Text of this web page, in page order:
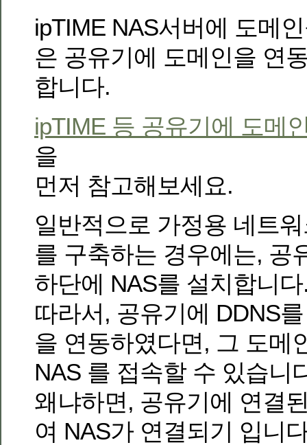
ipTIME NAS서버에 도메
은 공유기에 도메인을 연
합니다.
ipTIME 등 공유기에 도메
을
먼저 참고해보세요.
일반적으로 가정용 네트
를 구축하는 경우에는, 공
하단에 NAS를 설치합니
따라서, 공유기에 DDNS
을 연동하였다면, 그 도메
NAS 를 접속할 수 있습니
왜냐하면, 공유기에 연결
여 NAS가 연결되기 입니